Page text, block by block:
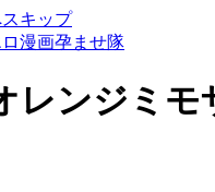
キップ
漫画孕ませ隊
レンジミモ